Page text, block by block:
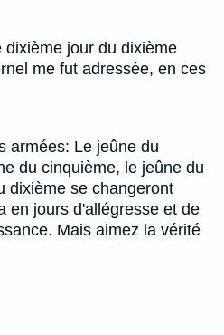
jour du dixième
me fut adressée, en ces
armées: Le jeûne du
du cinquième, le jeûne du
dixième se changeront
en jours d'allégresse et de
Mais aimez la vérité